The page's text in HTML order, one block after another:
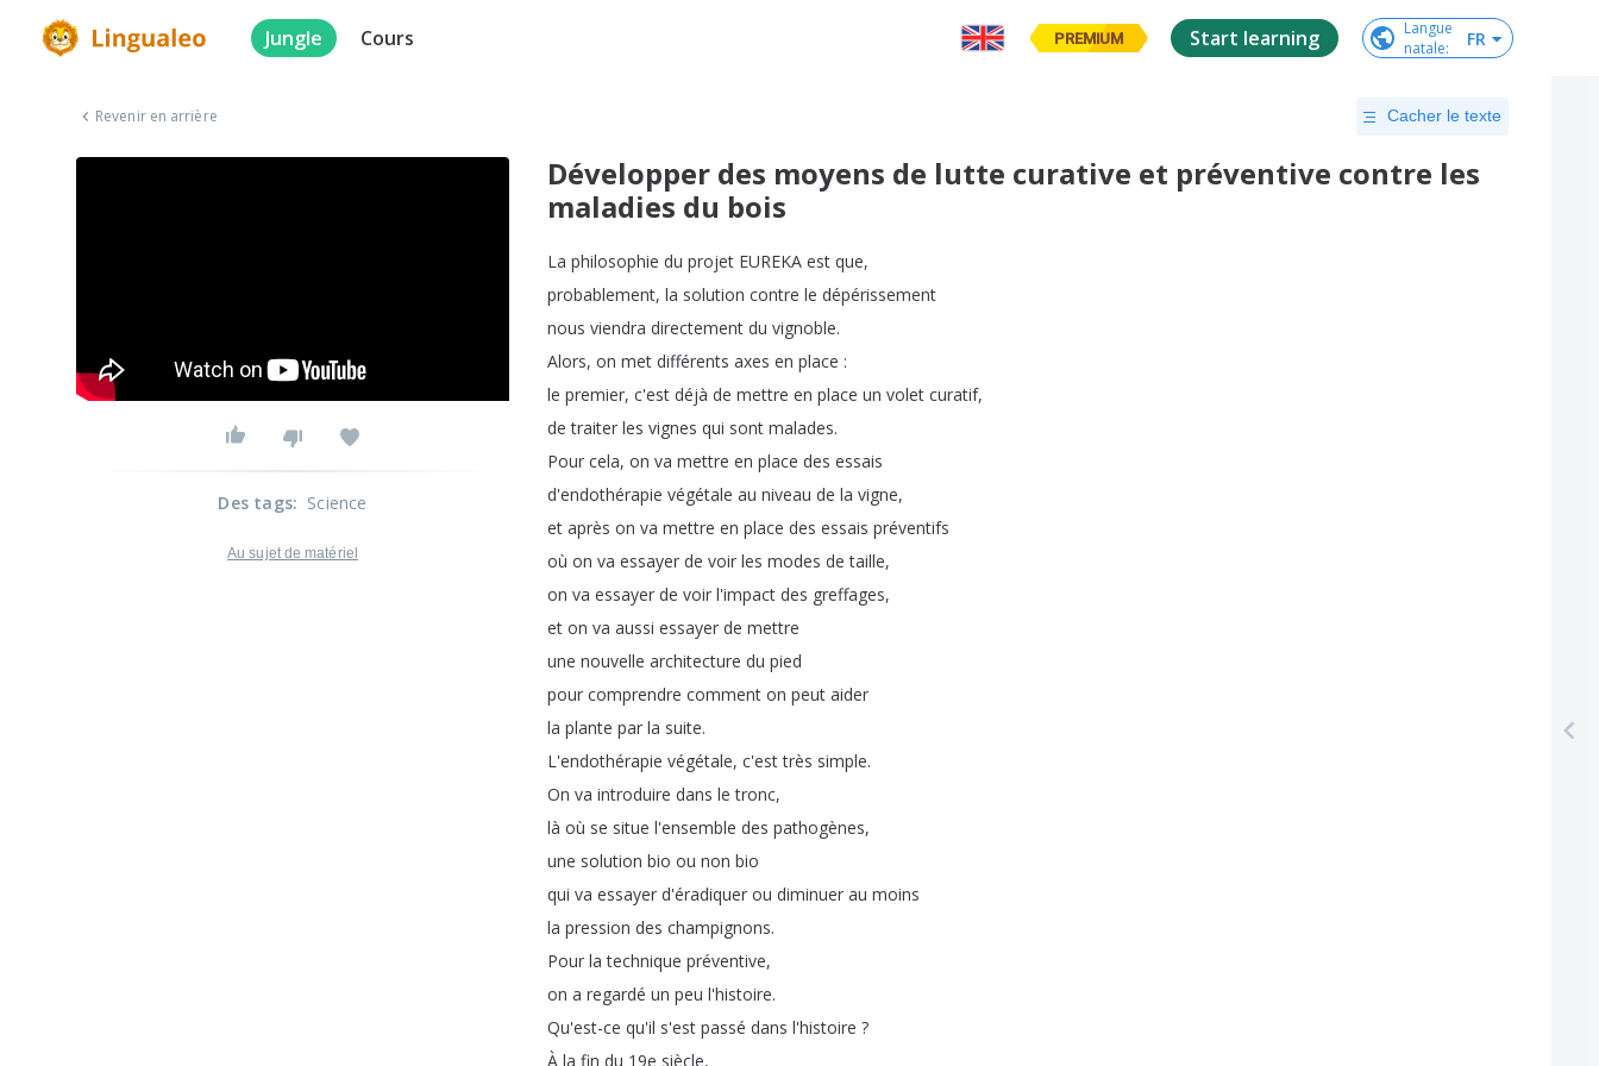
Jungle Cours PREMIUM Start learning
Langue
natale: FR
Revenir en arrière Cacher le texte
Développer des moyens de lutte curative et préventive contre les
maladies du bois
La philosophie du projet EUREKA est que,
probablement, la solution contre le dépérissement
nous viendra directement du vignoble.
Alors, on met différents axes en place :
le premier, c'est déjà de mettre en place un volet curatif,
de traiter les vignes qui sont malades.
Pour cela, on va mettre en place des essais
d'endothérapie végétale au niveau de la vigne,
et après on va mettre en place des essais préventifs
où on va essayer de voir les modes de taille,
on va essayer de voir l'impact des greffages,
et on va aussi essayer de mettre
une nouvelle architecture du pied
pour comprendre comment on peut aider
la plante par la suite.
L'endothérapie végétale, c'est très simple.
On va introduire dans le tronc,
là où se situe l'ensemble des pathogènes,
une solution bio ou non bio
qui va essayer d'éradiquer ou diminuer au moins
la pression des champignons.
Pour la technique préventive,
on a regardé un peu l'histoire.
Qu'est-ce qu'il s'est passé dans l'histoire ?
À la fin du 19e siècle,
Des tags: Science
Au sujet de matériel